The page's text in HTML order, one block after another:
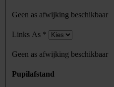
Geen as afwijking beschikbaar
Links As *
Geen as afwijking beschikbaar
Pupilafstand